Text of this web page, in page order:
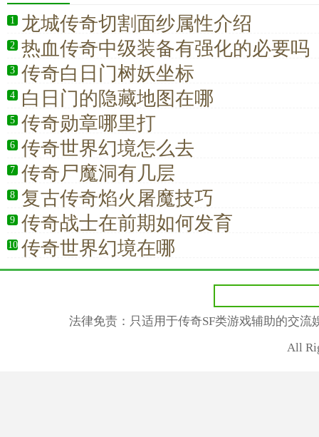
1 龙城传奇切割面纱属性介绍
2 热血传奇中级装备有强化的必要吗
3 传奇白日门树妖坐标
4 白日门的隐藏地图在哪
5 传奇勋章哪里打
6 传奇世界幻境怎么去
7 传奇尸魔洞有几层
8 复古传奇焰火屠魔技巧
9 传奇战士在前期如何发育
10 传奇世界幻境在哪
法律免责：只适用于传奇SF类游戏辅助的交
All